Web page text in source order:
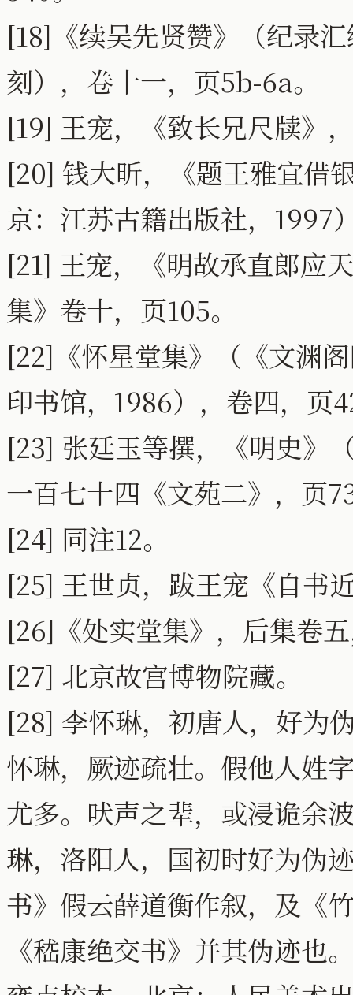
[18]《续吴先贤赞》（纪录
刻），卷十一，页5b-6a。
[19] 王宠，《致长兄尺牍》
[20] 钱大昕，《题王雅宜借
京：江苏古籍出版社，1997
[21] 王宠，《明故承直郎应
集》卷十，页105。
[22]《怀星堂集》（《文渊
印书馆，1986），卷四，页
[23] 张廷玉等撰，《明史》
一百七十四《文苑二》，页
[24] 同注12。
[25] 王世贞，跋王宠《自书
[26]《处实堂集》，后集卷
[27] 北京故宫博物院藏。
[28] 李怀琳，初唐人，好为
怀琳，厥迹疏壮。假他人姓
尤多。吠声之辈，或浸诡
琳，洛阳人，国初时好为伪
书》假云薛道衡作叙，及《
《嵇康绝交书》并其伪迹